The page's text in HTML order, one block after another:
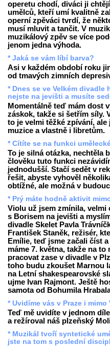
operetu chodí, diváci ji
umělců, kteří umí kvalitně
operní zpěváci tvrdí, že
musí mluvit a tančit. V
muzikálový zpěv se více
jenom jedna výhoda.
* Jaká se vám líbí barva?
Asi v každém období roku
od tmavých zimních
* Dnes se ve Velkém divadle
nejste na jevišti a musíte
Momentálně teď mám dost
záskok, takže si šetřím síly.
to je velmi těžké zpívání,
muzice a vlastně i libretům.
* Cítíte se na funkci
To je silná otázka, nechtěla
člověku tuto funkci
jednodušší. Stačí sedět v
řešit, abyste vyhověl
obtížné, ale možná v
* Prý máte hodně aktivit
Violu už jsem zmínila, velmi
s Borisem na jevišti a
divadle Skelet Pavla
František Staněk, režisér,
Emílie, teď jsme začali číst
máme 7. května, takže na
pracovat zase v divadle v
toho budu zkoušet Marnou
na Letní shakespearovské
ujme Ivan Rajmont. Ještě
samota od Bohumila
* Uvidíme vás v Praze i mimo
Teď mě uvidíte v jednom
a režíroval náš plzeňský
* Muzikál tvoří syntetické
jste na tom s poslední